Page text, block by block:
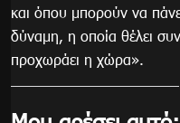
και όπου μπορούν να πάνε
δύναμη, η οποία θέλει
προχωράει η χώρα».